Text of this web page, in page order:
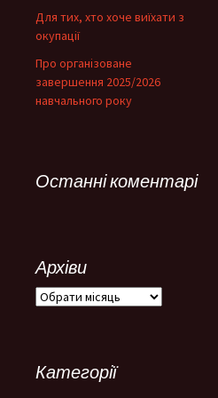
Для тих, хто хоче виїхати з
окупації
Про організоване
завершення 2025/2026
навчального року
Останні коментарі
Архіви
Архіви
Категорії